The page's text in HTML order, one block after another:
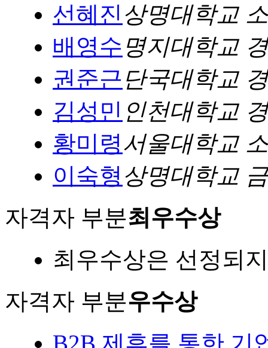
선혜진 상명대학교
배영수 명지대학교
권준근 단국대학교
김성민 인천대학교
황미령서울대학교
이숙형 상명대학교
자격자 부분최우수상
최우수상은 선정되
자격자 부분우수상